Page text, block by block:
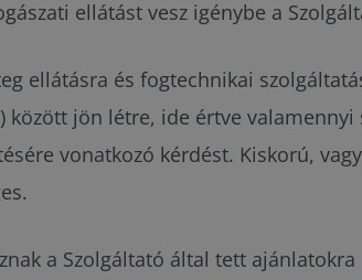
ellátást vesz igénybe a
ellátásra és fogtechnikai
) között jön létre, ide értve
vonatkozó kérdést. Kiskorú,
a Szolgáltató által tett ajánlatokra